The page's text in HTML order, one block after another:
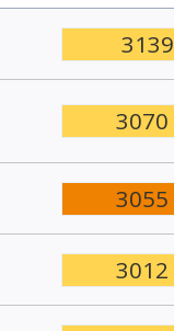
3139
3070
3055
3012